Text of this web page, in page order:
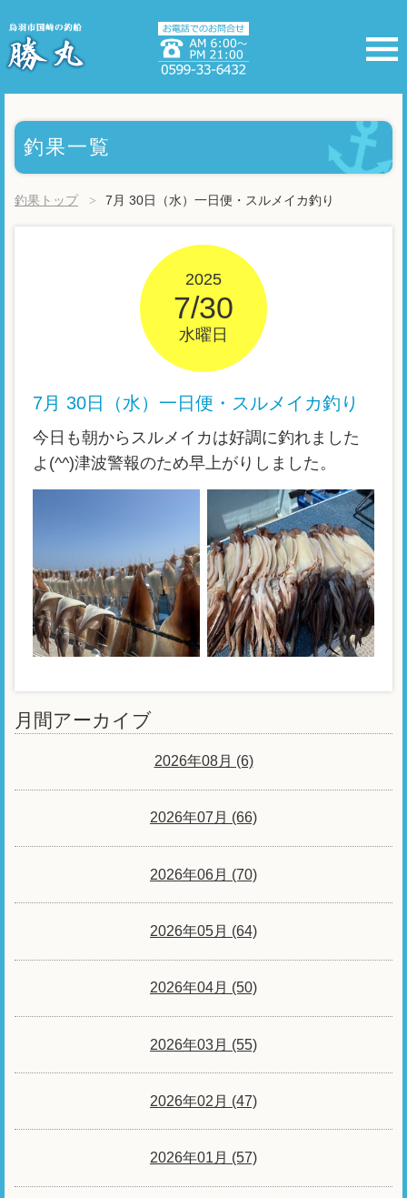
釣果一覧
釣果トップ 7月 30日（水）一日便・スルメイカ釣り
2025
7/30
水曜日
7月 30日（水）一日便・スルメイカ釣り
今日も朝からスルメイカは好調に釣れました
よ(^^)津波警報のため早上がりしました。
月間アーカイブ
2026年08月 (6)
2026年07月 (66)
2026年06月 (70)
2026年05月 (64)
2026年04月 (50)
2026年03月 (55)
2026年02月 (47)
2026年01月 (57)